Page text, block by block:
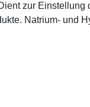
zur Einstellung
Natrium- und